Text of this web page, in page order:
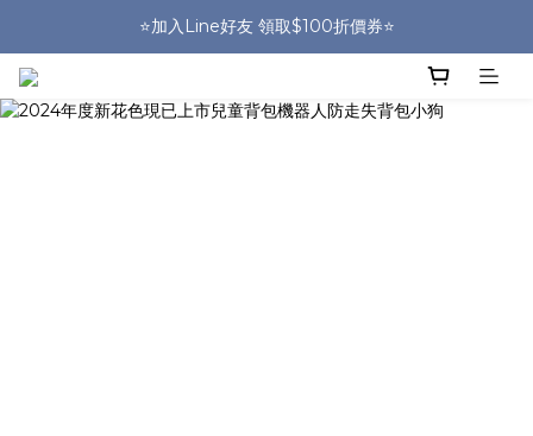
🎒HUGGER實體門市~實背才知道🎒
⭐️加入Line好友 領取$100折價券⭐️